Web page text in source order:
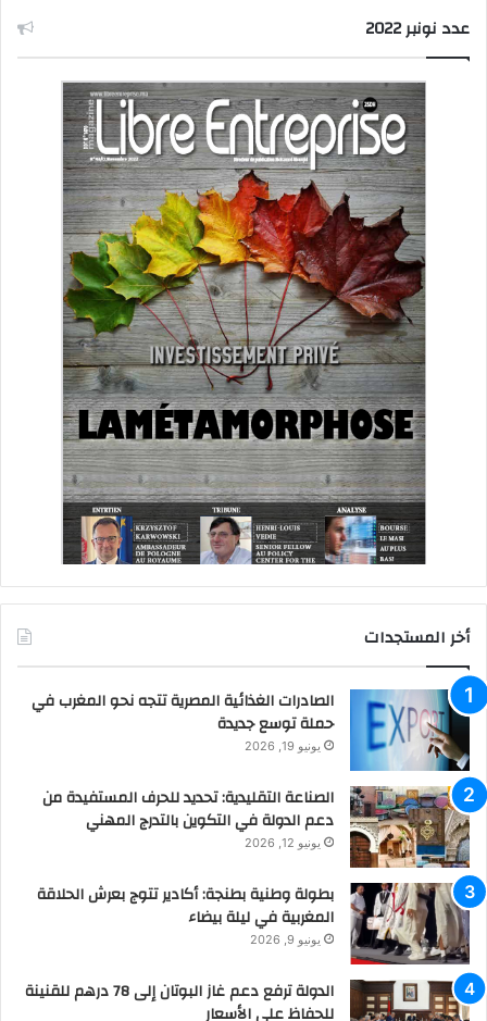
عدد نونبر 2022
أخر المستجدات
الصادرات الغذائية المصرية تتجه نحو المغرب في
حملة توسع جديدة
يونيو 19, 2026
الصناعة التقليدية: تحديد للحرف المستفيدة من
دعم الدولة في التكوين بالتدرج المهني
يونيو 12, 2026
بطولة وطنية بطنجة: أكادير تتوج بعرش الحلاقة
المغربية في ليلة بيضاء
يونيو 9, 2026
الدولة ترفع دعم غاز البوتان إلى 78 درهم للقنينة
للحفاظ على الأسعار